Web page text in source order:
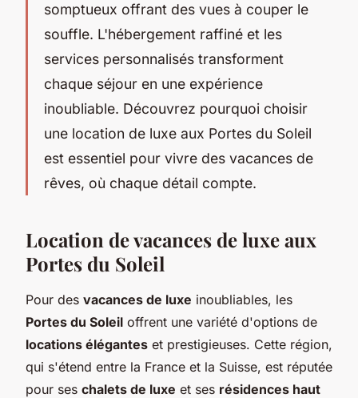
somptueux offrant des vues à couper le
souffle. L'hébergement raffiné et les
services personnalisés transforment
chaque séjour en une expérience
inoubliable. Découvrez pourquoi choisir
une location de luxe aux Portes du Soleil
est essentiel pour vivre des vacances de
rêves, où chaque détail compte.
Location de vacances de luxe aux
Portes du Soleil
Pour des vacances de luxe inoubliables, les
Portes du Soleil offrent une variété d'options de
locations élégantes et prestigieuses. Cette région,
qui s'étend entre la France et la Suisse, est réputée
pour ses chalets de luxe et ses résidences haut